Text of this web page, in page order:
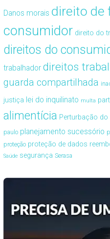
Danos morais direito de
consumidor direito do
direitos do
trabalhador direitos
guarda compartilhada
justiça lei do inquilinato multa
alimentícia Perturbação
paulo planejamento sucessório
proteção proteção de dados
Saúde segurança Serasa